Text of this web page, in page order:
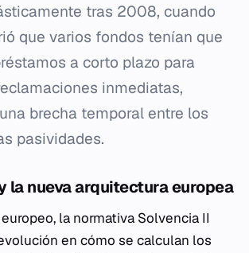
tras 2008, cuando
que varios fondos tenían que
a corto plazo para
inmediatas,
brecha temporal entre los
pasividades.
la nueva arquitectura europea
la normativa Solvencia II
en cómo se calculan los